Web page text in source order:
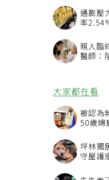
通膨壓
率
親人臨
醫師：
大家都在看
被認為
50歲
坪林獨
守屋護